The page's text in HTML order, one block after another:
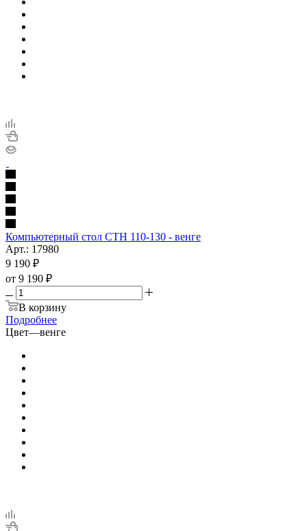
Компьютерный стол СТН 110-130 - венге
Арт.: 17980
9 190 ₽
от 9 190 ₽
В корзину
Подробнее
Цвет—венге